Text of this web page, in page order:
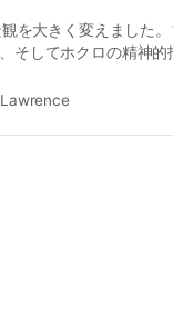
を大きく変えました
そしてホクロの精神的
Lawrence